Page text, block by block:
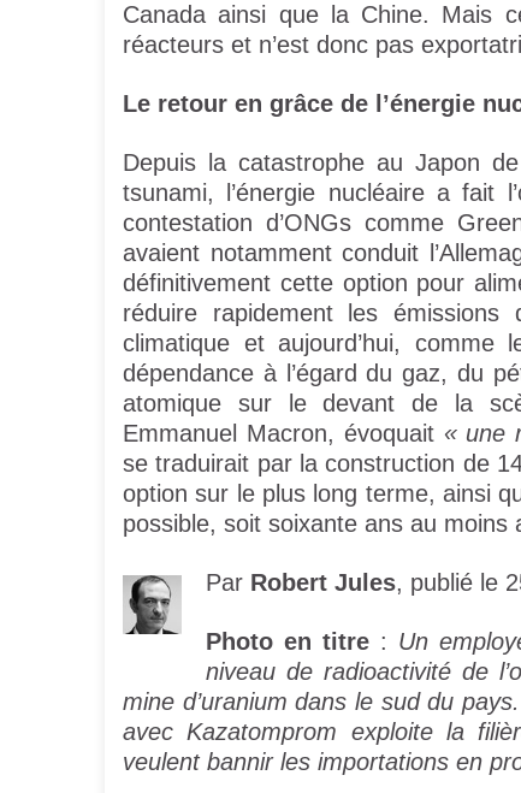
Canada ainsi que la Chine. Mais
réacteurs et n’est donc pas
Le retour en grâce de l’énergie
Depuis la catastrophe au Japon
tsunami, l’énergie nucléaire a fait
contestation d’ONGs comme
avaient notamment conduit
définitivement cette option pour
réduire rapidement les
climatique et aujourd’hui,
dépendance à l’égard du gaz, du
atomique sur le devant de la
Emmanuel Macron, évoquait « une
se traduirait par la construction de
option sur le plus long terme, ainsi
possible, soit soixante ans au
Par Robert Jules, publié le
Photo en titre: Un
niveau de radioactivité de
mine d’uranium dans le sud du
avec Kazatomprom exploite la
veulent bannir les importations en